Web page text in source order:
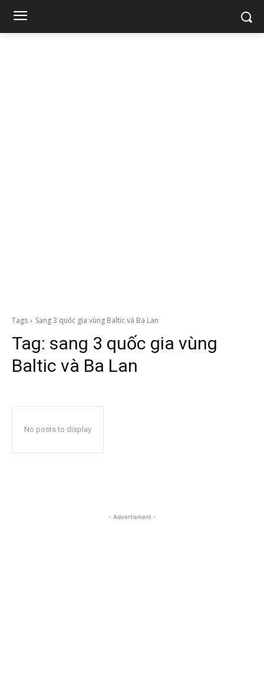
Tags Sang 3 quốc gia vùng Baltic và Ba Lan
Tag: sang 3 quốc gia vùng
Baltic và Ba Lan
No posts to display
- Advertisment -